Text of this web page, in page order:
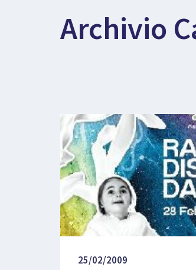
Archivio
25/02/2009